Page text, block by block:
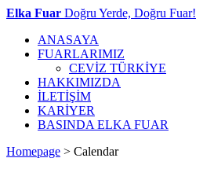
Elka Fuar Doğru Yerde, Doğru Fuar!
ANASAYA
FUARLARIMIZ
CEVİZ TÜRKİYE
HAKKIMIZDA
İLETİŞİM
KARİYER
BASINDA ELKA FUAR
Homepage > Calendar